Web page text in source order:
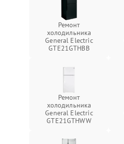
Ремонт
холодильника
General Electric
GTE21GTHBB
Ремонт
холодильника
General Electric
GTE21GTHWW